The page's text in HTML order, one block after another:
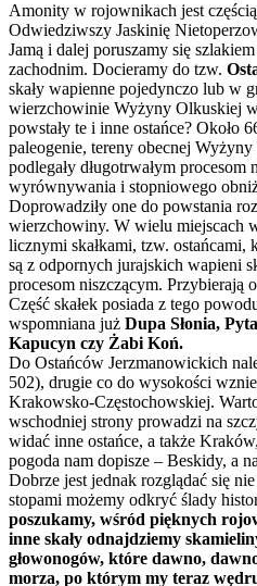
Amonity w rojownikach jest
Odwiedziwszy Jaskinię
Jamą i dalej poruszamy się
zachodnim. Docieramy do tzw.
skały wapienne pojedynczo lub w
wierzchowinie Wyżyny Olkuskiej
powstały te i inne ostańce? Około
paleogenie, tereny obecnej
podlegały długotrwałym
wyrównywania i stopniowego
Doprowadziły one do powstania
wierzchowiny. W wielu miejscach
licznymi skałkami, tzw. ostańcami,
są z odpornych jurajskich wapieni
procesom niszczącym. Przybierają
Część skałek posiada z tego
wspomniana już Dupa Słonia,
Kapucyn czy Żabi Koń.
Do Ostańców Jerzmanowickich
502), drugie co do wysokości
Krakowsko-Częstochowskiej.
wschodniej strony prowadzi na
widać inne ostańce, a także
pogoda nam dopisze – Beskidy, a
Dobrze jest jednak rozglądać się
stopami możemy odkryć ślady
poszukamy, wśród pięknych
inne skały odnajdziemy
głowonogów, które dawno,
morza, po którym my teraz